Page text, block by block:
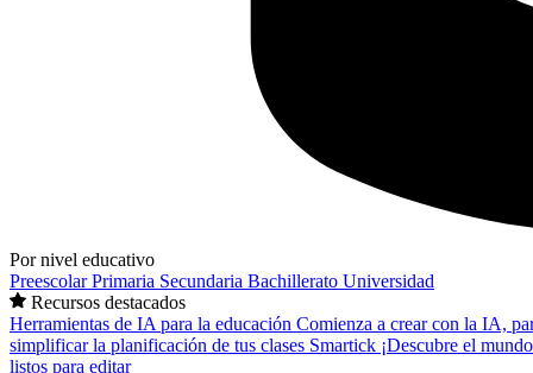
Por nivel educativo
PreescolarPrimaria Secundaria Bachillerato Universidad
Recursos destacados
Herramientas de IA para la educación Comienza a crear con la IA,
simplificar la planificación de tus clases Smartick ¡Descubre el
listos para editar